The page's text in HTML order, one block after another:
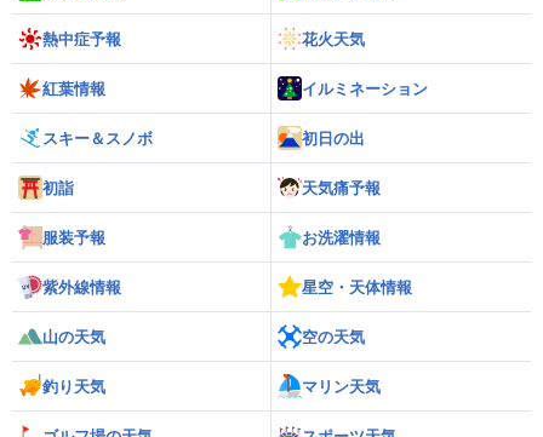
熱中症予報 花火天気
紅葉情報 イルミネーション
スキー＆スノボ 初日の出
初詣 天気痛予報
服装予報 お洗濯情報
紫外線情報 星空・天体情報
山の天気 空の天気
釣り天気 マリン天気